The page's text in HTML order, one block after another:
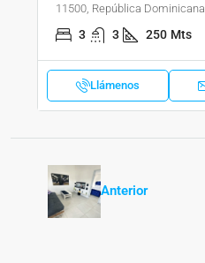
11500, República Dominicana
3 3 250 Mts
Llámenos
Anterior